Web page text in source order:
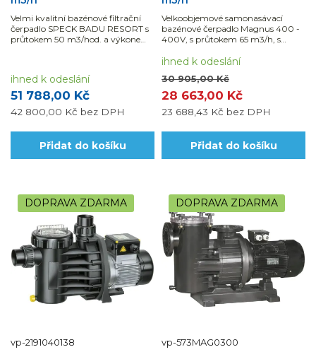
Velmi kvalitní bazénové filtrační
čerpadlo SPECK BADU RESORT s
průtokem 50 m3/hod. a výkonem
DPH ve...
51 788,00 Kč
42 800,00 Kč bez DPH
ihned k odeslání
Přidat do košíku
Velkoobjemové samonasávací
bazénové čerpadlo Magnus 400 -
400V, s průtokem 65 m3/h, s
kW a velkokapacitním předfiltrem
systémy.Využijte...
30 905,00 Kč
28 663,00 Kč
23 688,43 Kč bez DPH
ihned k odeslání
Přidat do košíku
DOPRAVA ZDARMA
vp-2191040138
DOPRAVA ZDARMA
vp-573MAG0300